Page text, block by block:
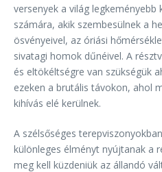
versenyek a világ
számára, akik szembesülnek a
ösvényeivel, az óriási
sivatagi homok dűnéivel. A
és eltökéltségre van szükségük
ezeken a brutális távokon, ahol
kihívás elé kerülnek.
A szélsőséges
különleges élményt nyújtanak a
meg kell küzdeniük az állandó